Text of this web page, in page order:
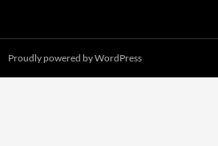
Proudly powered by WordPress